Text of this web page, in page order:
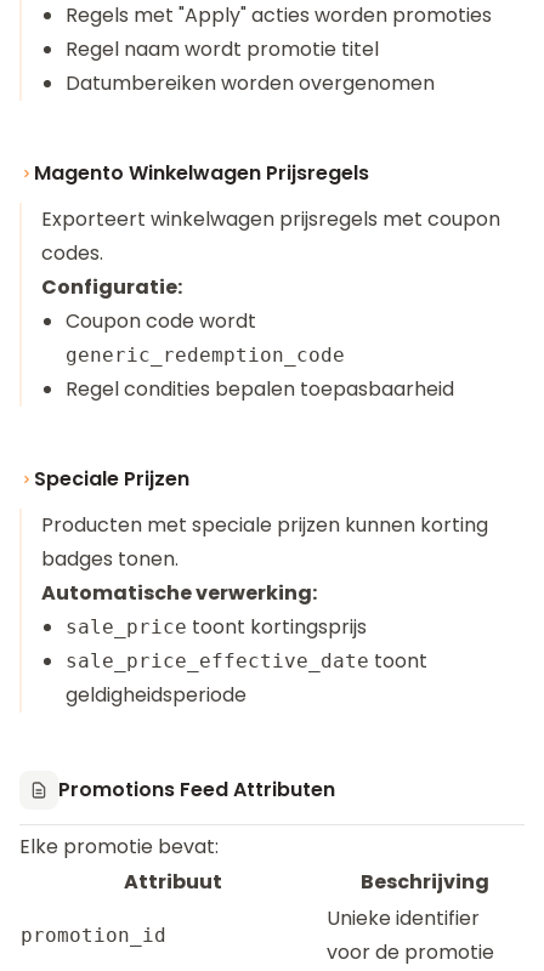
Regels met "Apply" acties worden promoties
Regel naam wordt promotie titel
Datumbereiken worden overgenomen
Magento Winkelwagen Prijsregels
Exporteert winkelwagen prijsregels met coupon
codes.
Configuratie:
Coupon code wordt
generic_redemption_code
Regel condities bepalen toepasbaarheid
Speciale Prijzen
Producten met speciale prijzen kunnen korting
badges tonen.
Automatische verwerking:
sale_price toont kortingsprijs
sale_price_effective_date toont
geldigheidsperiode
Promotions Feed Attributen
Elke promotie bevat:
Attribuut
Beschrijving
promotion_id
Unieke identifier
voor de promotie